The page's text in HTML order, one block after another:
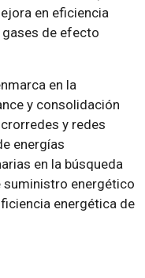
en eficiencia
de efecto
en la
y consolidación
y redes
energías
en la búsqueda
suministro energético
energética de